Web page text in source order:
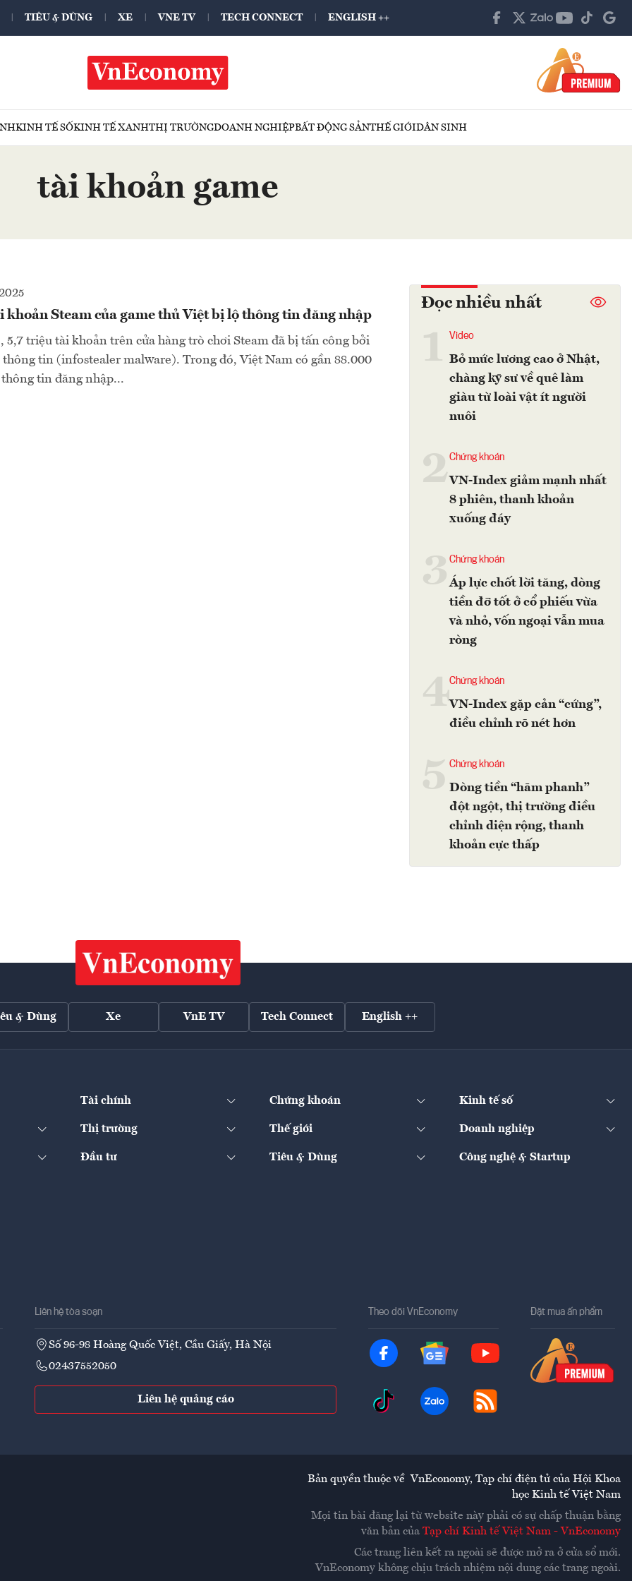
TIÊU & DÙNG XE VNE TV TECH CONNECT ENGLISH ++
KINH TẾ SỐKINH TẾ XANHTHỊ TRƯỜNGDOANH NGHIỆPBẤT ĐỘNG SẢNTHẾ GIỚIDÂN SINH
tài khoản game
khoản Steam của game thủ Việt bị lộ thông tin đăng nhập
5,7 triệu tài khoản trên cửa hàng trò chơi Steam đã bị tấn công bởi
thông tin (infostealer malware). Trong đó, Việt Nam có gần 88.000
tin đăng nhập...
Đọc nhiều nhất
Video
Bỏ mức lương cao ở Nhật,
chàng kỹ sư về quê làm
giàu từ loài vật ít người
nuôi
2Chứng khoán
VN-Index giảm mạnh nhất
8 phiên, thanh khoản
xuống đáy
Chứng khoán
Áp lực chốt lời tăng, dòng
tiền đỡ tốt ở cổ phiếu vừa
và nhỏ, vốn ngoại vẫn mua
ròng
4Chứng khoán
VN-Index gặp cản “cứng”,
điều chỉnh rõ nét hơn
Chứng khoán
Dòng tiền “hãm phanh”
đột ngột, thị trường điều
chỉnh diện rộng, thanh
khoản cực thấp
& Dùng Xe VnE TV Tech Connect English ++
Tài chính Chứng khoán Kinh tế số
Thị trường Thế giới Doanh nghiệp
Đầu tư Tiêu & Dùng Công nghệ & Startup
Liên hệ tòa soạn
Số 96-98 Hoàng Quốc Việt, Cầu Giấy, Hà Nội
02437552050
Liên hệ quảng cáo
Theo dõi VnEconomy Đặt mua ấn phẩm
Bản quyền thuộc về VnEconomy, Tạp chí điện tử của Hội Khoa
học Kinh tế Việt Nam
Mọi tin bài đăng lại từ website này phải có sự chấp thuận bằng
văn bản của Tạp chí Kinh tế Việt Nam - VnEconomy
Các trang liên kết ra ngoài sẽ được mở ra ở cửa sổ mới.
VnEconomy không chịu trách nhiệm nội dung các trang ngoài.